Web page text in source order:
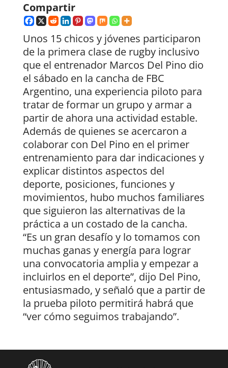
Compartir
Unos 15 chicos y jóvenes participaron
de la primera clase de rugby inclusivo
que el entrenador Marcos Del Pino dio
el sábado en la cancha de FBC
Argentino, una experiencia piloto para
tratar de formar un grupo y armar a
partir de ahora una actividad estable.
Además de quienes se acercaron a
colaborar con Del Pino en el primer
entrenamiento para dar indicaciones y
explicar distintos aspectos del
deporte, posiciones, funciones y
movimientos, hubo muchos familiares
que siguieron las alternativas de la
práctica a un costado de la cancha.
“Es un gran desafío y lo tomamos con
muchas ganas y energía para lograr
una convocatoria amplia y empezar a
incluirlos en el deporte”, dijo Del Pino,
entusiasmado, y señaló que a partir de
la prueba piloto permitirá habrá que
“ver cómo seguimos trabajando”.